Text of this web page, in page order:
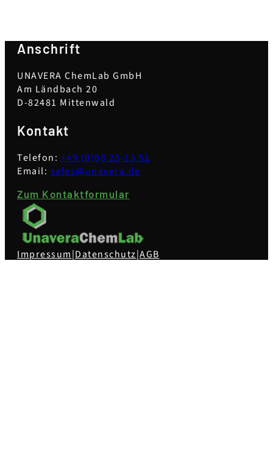
Anschrift
UNAVERA ChemLab GmbH
Am Ländbach 20
D-82481 Mittenwald
Kontakt
Telefon: +49 (0)88 23-13 51
Email: sales@unavera.de
Zum Kontaktformular
Impressum|Datenschutz|AGB